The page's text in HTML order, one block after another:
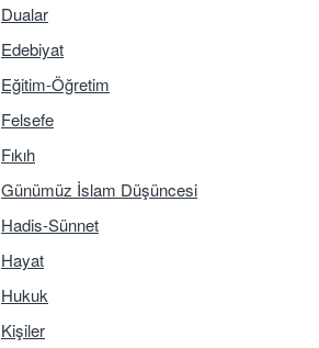
Dualar
Edebiyat
Eğitim-Öğretim
Felsefe
Fıkıh
Günümüz İslam Düşüncesi
Hadis-Sünnet
Hayat
Hukuk
Kişiler